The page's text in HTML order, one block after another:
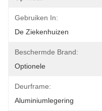
Gebruiken In:
De Ziekenhuizen
Beschermde Brand:
Optionele
Deurframe:
Aluminiumlegering